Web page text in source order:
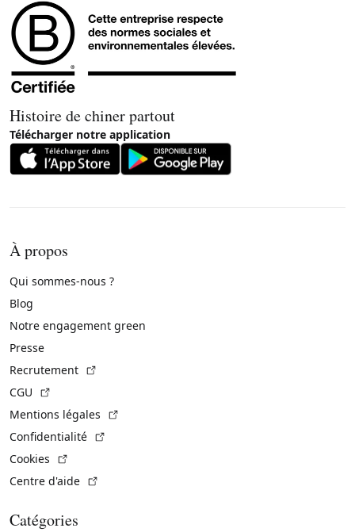
Histoire de chiner partout
Télécharger notre application
À propos
Qui sommes-nous ?
Blog
Notre engagement green
Presse
Recrutement
CGU
Mentions légales
Confidentialité
Cookies
Centre d'aide
Catégories